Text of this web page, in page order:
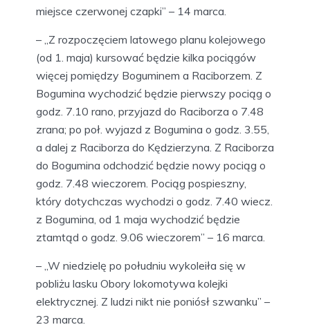
miejsce czerwonej czapki” – 14 marca.
– „Z rozpoczęciem latowego planu kolejowego
(od 1. maja) kursować będzie kilka pociągów
więcej pomiędzy Boguminem a Raciborzem. Z
Bogumina wychodzić będzie pierwszy pociąg o
godz. 7.10 rano, przyjazd do Raciborza o 7.48
zrana; po poł. wyjazd z Bogumina o godz. 3.55,
a dalej z Raciborza do Kędzierzyna. Z Raciborza
do Bogumina odchodzić będzie nowy pociąg o
godz. 7.48 wieczorem. Pociąg pospieszny,
który dotychczas wychodzi o godz. 7.40 wiecz.
z Bogumina, od 1 maja wychodzić będzie
ztamtąd o godz. 9.06 wieczorem” – 16 marca.
– „W niedzielę po południu wykoleiła się w
pobliżu lasku Obory lokomotywa kolejki
elektrycznej. Z ludzi nikt nie poniósł szwanku” –
23 marca.